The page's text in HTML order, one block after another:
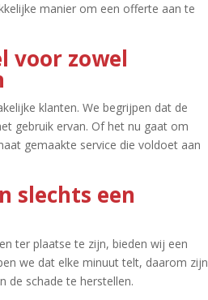
manier om een offerte aan te
voor zowel
klanten.​ We begrijpen dat de
gebruik ervan.​ Of het nu gaat om
gemaakte service die voldoet aan
slechts een
ter plaatse te zijn, bieden wij een
we dat elke minuut telt, daarom zijn
de schade te herstellen.​